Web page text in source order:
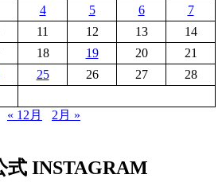
4 5 6
7
11 12 13
14
18 19 20
21
25 26 27
28
« 12月
2月 »
式 INSTAGRAM